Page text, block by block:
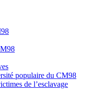
populaire du CM98
de l’esclavage